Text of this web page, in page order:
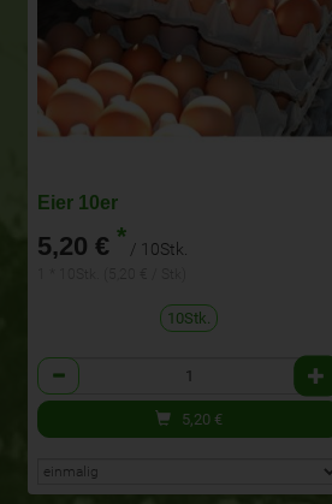
Eier 10er
5,20 € * / 10Stk.
10Stk.
Anzahl
5,20 €